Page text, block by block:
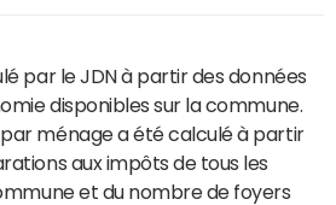
par le JDN à partir des données
disponibles sur la commune.
ménage a été calculé à partir
aux impôts de tous les
et du nombre de foyers